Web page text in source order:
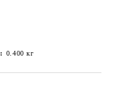
0.400 кг